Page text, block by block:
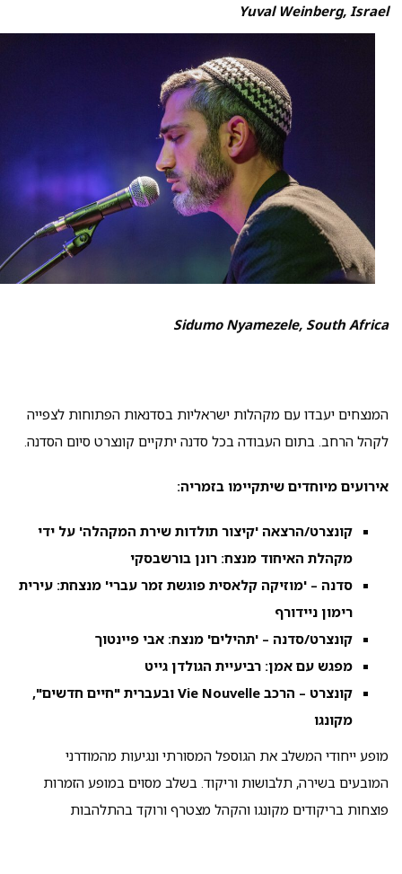
Yuval Weinberg, Israel
Sidumo Nyamezele, South Africa
המנצחים יעבדו עם מקהלות ישראליות בסדנאות הפתוחות לצפייה
לקהל הרחב. בתום העבודה בכל סדנה יתקיים קונצרט סיום הסדנה.
אירועים מיוחדים שיתקיימו בזמריה:
קונצרט/הרצאה 'קיצור תולדות שירת המקהלה' על ידי
מקהלת האיחוד מנצח: רונן בורשבסקי
סדנה – 'מוזיקה קלאסית פוגשת זמר עברי' מנצחת: עירית
רימון ניידורף
קונצרט/סדנה – 'תהילים' מנצח: אבי פיינטוך
מפגש עם אמן: רביעיית הגולדן גייט
קונצרט – הרכב Vie Nouvelle ובעברית "חיים חדשים",
מקונגו
מופע ייחודי המשלב את הגוספל המסורתי ונגיעות מהמודרני
המובעים בשירה, תלבושות וריקוד. בשלב מסוים במופע הזמרות
פוצחות בריקודים מקונגו והקהל מצטרף ורוקד בהתלהבות